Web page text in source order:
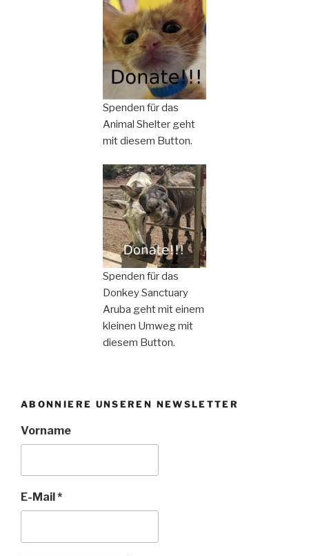
Spenden für das
Animal Shelter geht
mit diesem Button.
Spenden für das
Donkey Sanctuary
Aruba geht mit einem
kleinen Umweg mit
diesem Button.
ABONNIERE UNSEREN NEWSLETTER
Vorname
E-Mail *